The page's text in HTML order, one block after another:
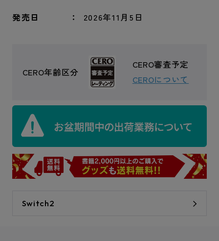
発売日 2026年11月5日
CERO年齢区分
CERO審査予定
CEROについて
Switch2